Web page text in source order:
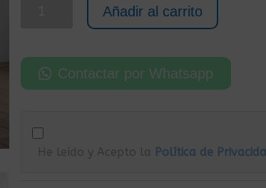
80x40x65
Añadir al carrito
Contactar por Whatsapp
He leído y Acepto la Política de